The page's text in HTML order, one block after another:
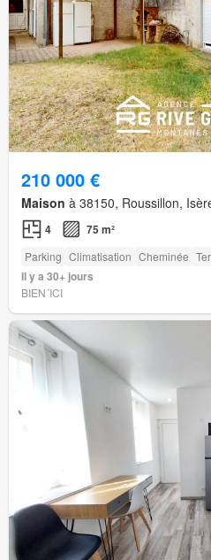
210 000 €
Maison à 38150, Roussillon,
4 75 m²
Parking Climatisation Cheminée
Il y a 30+ jours
BIEN´ICI